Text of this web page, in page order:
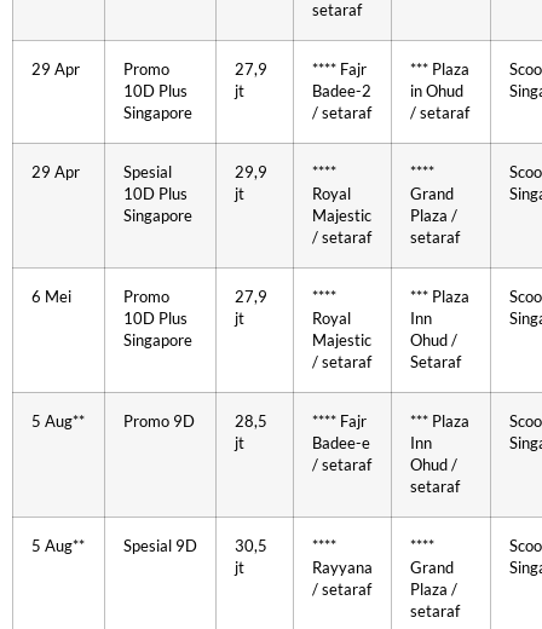
setaraf
29 Apr
Promo
10D Plus
Singapore
27,9
jt
**** Fajr
Badee-2
/ setaraf
*** Plaza
in Ohud
/ setaraf
29 Apr
Spesial
10D Plus
Singapore
29,9
jt
****
Royal
Majestic
/ setaraf
****
Grand
Plaza /
setaraf
6 Mei
Promo
10D Plus
Singapore
27,9
jt
****
Royal
Majestic
/ setaraf
*** Plaza
Inn
Ohud /
Setaraf
5 Aug** Promo 9D
28,5
jt
**** Fajr
Badee-e
/ setaraf
*** Plaza
Inn
Ohud /
setaraf
5 Aug** Spesial 9D
30,5
jt
****
Rayyana
/ setaraf
****
Grand
Plaza /
setaraf